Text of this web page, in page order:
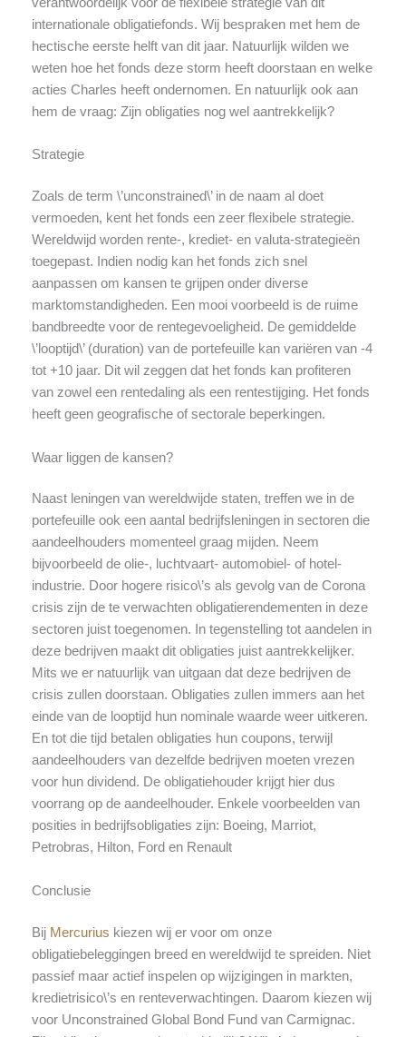
internationale obligatiefonds. Wij bespraken met hem de
hectische eerste helft van dit jaar. Natuurlijk wilden we
weten hoe het fonds deze storm heeft doorstaan en welke
acties Charles heeft ondernomen. En natuurlijk ook aan
hem de vraag: Zijn obligaties nog wel aantrekkelijk?
Strategie
Zoals de term \’unconstrained\’ in de naam al doet
vermoeden, kent het fonds een zeer flexibele strategie.
Wereldwijd worden rente-, krediet- en valuta-strategieën
toegepast. Indien nodig kan het fonds zich snel
aanpassen om kansen te grijpen onder diverse
marktomstandigheden. Een mooi voorbeeld is de ruime
bandbreedte voor de rentegevoeligheid. De gemiddelde
\’looptijd\’ (duration) van de portefeuille kan variëren van -4
tot +10 jaar. Dit wil zeggen dat het fonds kan profiteren
van zowel een rentedaling als een rentestijging. Het fonds
heeft geen geografische of sectorale beperkingen.
Waar liggen de kansen?
Naast leningen van wereldwijde staten, treffen we in de
portefeuille ook een aantal bedrijfsleningen in sectoren die
aandeelhouders momenteel graag mijden. Neem
bijvoorbeeld de olie-, luchtvaart- automobiel- of hotel-
industrie. Door hogere risico\’s als gevolg van de Corona
crisis zijn de te verwachten obligatierendementen in deze
sectoren juist toegenomen. In tegenstelling tot aandelen in
deze bedrijven maakt dit obligaties juist aantrekkelijker.
Mits we er natuurlijk van uitgaan dat deze bedrijven de
crisis zullen doorstaan. Obligaties zullen immers aan het
einde van de looptijd hun nominale waarde weer uitkeren.
En tot die tijd betalen obligaties hun coupons, terwijl
aandeelhouders van dezelfde bedrijven moeten vrezen
voor hun dividend. De obligatiehouder krijgt hier dus
voorrang op de aandeelhouder. Enkele voorbeelden van
posities in bedrijfsobligaties zijn: Boeing, Marriot,
Petrobras, Hilton, Ford en Renault
Conclusie
Bij Mercurius kiezen wij er voor om onze
obligatiebeleggingen breed en wereldwijd te spreiden. Niet
passief maar actief inspelen op wijzigingen in markten,
kredietrisico\’s en renteverwachtingen. Daarom kiezen wij
voor Unconstrained Global Bond Fund van Carmignac.